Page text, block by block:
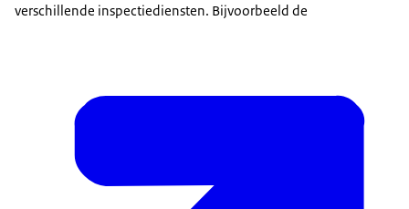
verschillende inspectiediensten. Bijvoorbeeld de